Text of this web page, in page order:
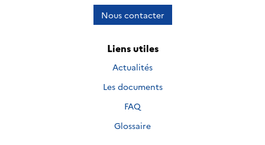
Nous contacter
Liens utiles
Actualités
Les documents
FAQ
Glossaire